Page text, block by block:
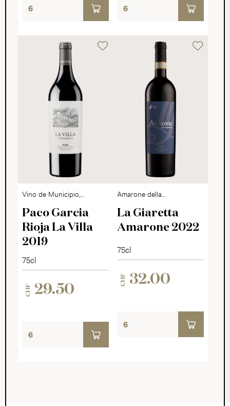
Vino de Municipio,
Rioja DOCa
Paco Garcia
Rioja La Villa
2019
75cl
CHF 29.50
Amarone della
Valpolicella DOCG
La Giaretta
Amarone 2022
75cl
CHF 32.00